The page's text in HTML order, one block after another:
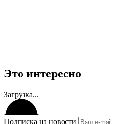
Это интересно
Загрузка...
Подписка на новости